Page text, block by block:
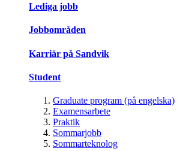
Lediga jobb
Jobbområden
Karriär på Sandvik
Student
Graduate program (på engelska)
Examensarbete
Praktik
Sommarjobb
Sommarteknolog